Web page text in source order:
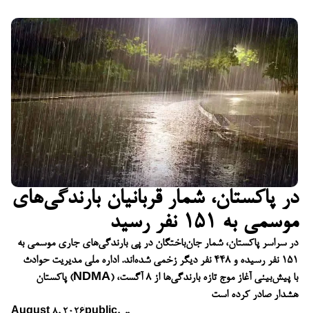
در پاکستان، شمار قربانیان بارندگی‌های
موسمی به ۱۵۱ نفر رسید
در سراسر پاکستان، شمار جان‌باختگان در پی بارندگی‌های جاری موسمی به
۱۵۱ نفر رسیده و ۴۴۸ نفر دیگر زخمی شده‌اند. اداره ملی مدیریت حوادث
پاکستان (NDMA) با پیش‌بینی آغاز موج تازه بارندگی‌ها از ۸ آگست،
هشدار صادر کرده است